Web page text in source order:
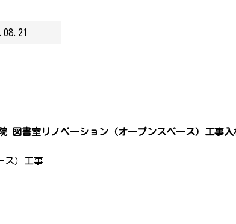
図書室リノベーション（オープンスペース）工事入
ス）工事